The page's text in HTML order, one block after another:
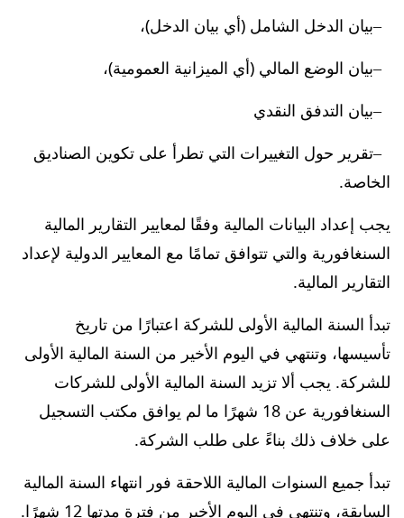
بيان الدخل الشامل (أي بيان الدخل)،
بيان الوضع المالي (أي الميزانية العمومية)،
بيان التدفق النقدي
تقرير حول التغييرات التي تطرأ على تكوين الصناديق
الخاصة.
يجب إعداد البيانات المالية وفقًا لمعايير التقارير المالية
السنغافورية والتي تتوافق تمامًا مع المعايير الدولية لإعداد
التقارير المالية.
تبدأ السنة المالية الأولى للشركة اعتبارًا من تاريخ
تأسيسها، وتنتهي في اليوم الأخير من السنة المالية الأولى
للشركة. يجب ألا تزيد السنة المالية الأولى للشركات
السنغافورية عن 18 شهرًا ما لم يوافق مكتب التسجيل
على خلاف ذلك بناءً على طلب الشركة.
تبدأ جميع السنوات المالية اللاحقة فور انتهاء السنة المالية
السابقة، وتنتهي في اليوم الأخير من فترة مدتها 12 شهرًا.